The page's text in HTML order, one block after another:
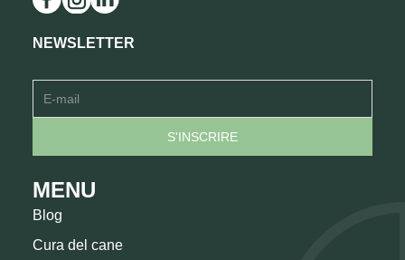
NEWSLETTER
MENU
Blog
Cura del cane